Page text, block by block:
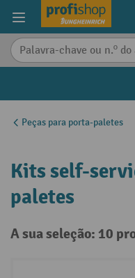
principal
Peças para porta-paletes
Kits self-
paletes
A sua seleção: 10